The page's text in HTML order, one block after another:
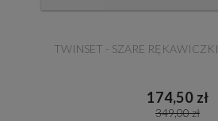
TWINSET - SZARE RĘKAWICZKI
174,50 zł
349,00 zł